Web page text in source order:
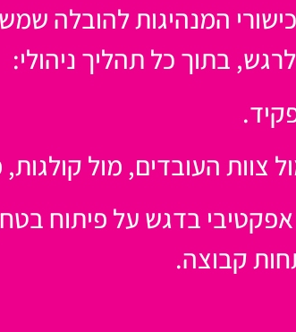
המנהיגות להובלה
בתוך כל תהליך ניהולי:
העובדים, מול קולגות,
בדגש על פיתוח
קבוצה.